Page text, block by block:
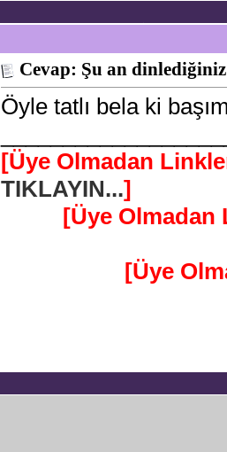
Cevap: Şu an
Öyle tatlı bela ki
[Üye Olmadan
TIKLAYIN...]
[Üye
[Üye